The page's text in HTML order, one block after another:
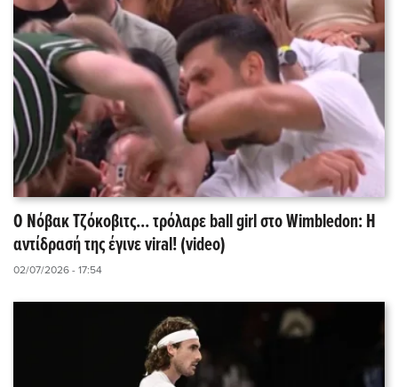
Ο Νόβακ Τζόκοβιτς... τρόλαρε ball girl στο Wimbledon: Η
αντίδρασή της έγινε viral! (video)
02/07/2026 - 17:54